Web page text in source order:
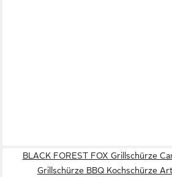
BLACK FOREST FOX Grillschürze
Grillschürze BBQ Kochschürze